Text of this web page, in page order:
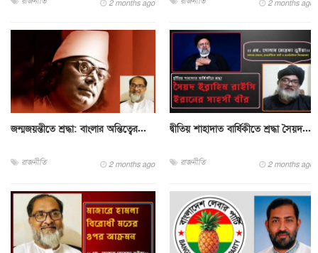
2 months ago 2 months ago
জন্মজয়ন্তীতে শ্রদ্ধা: বাংলার অন্তিত্বের...
রাজনীতি 2 months ago
দ্বীতিয় শাহাদাত বার্ষিকীতে শ্রদ্ধা সৈয়দ...
রাজনীতি 2 months ago